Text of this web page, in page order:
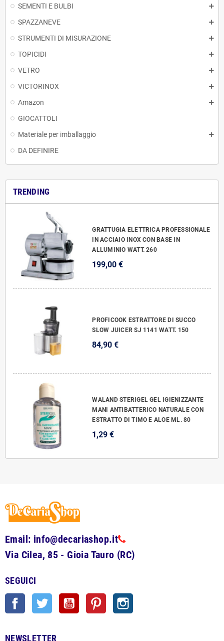
SEMENTI E BULBI
SPAZZANEVE
STRUMENTI DI MISURAZIONE
TOPICIDI
VETRO
VICTORINOX
Amazon
GIOCATTOLI
Materiale per imballaggio
DA DEFINIRE
TRENDING
GRATTUGIA ELETTRICA PROFESSIONALE
IN ACCIAIO INOX CON BASE IN
ALLUMINIO WATT. 260
199,00 €
PROFICOOK ESTRATTORE DI SUCCO
SLOW JUICER SJ 1141 WATT. 150
84,90 €
WALAND STERIGEL GEL IGIENIZZANTE
MANI ANTIBATTERICO NATURALE CON
ESTRATTO DI TIMO E ALOE ML. 80
1,29 €
Email: info@decariashop.it
Via Cilea, 85 - Gioia Tauro (RC)
SEGUICI
Facebook Twitter YouTube Pinterest
NEWSLETTER